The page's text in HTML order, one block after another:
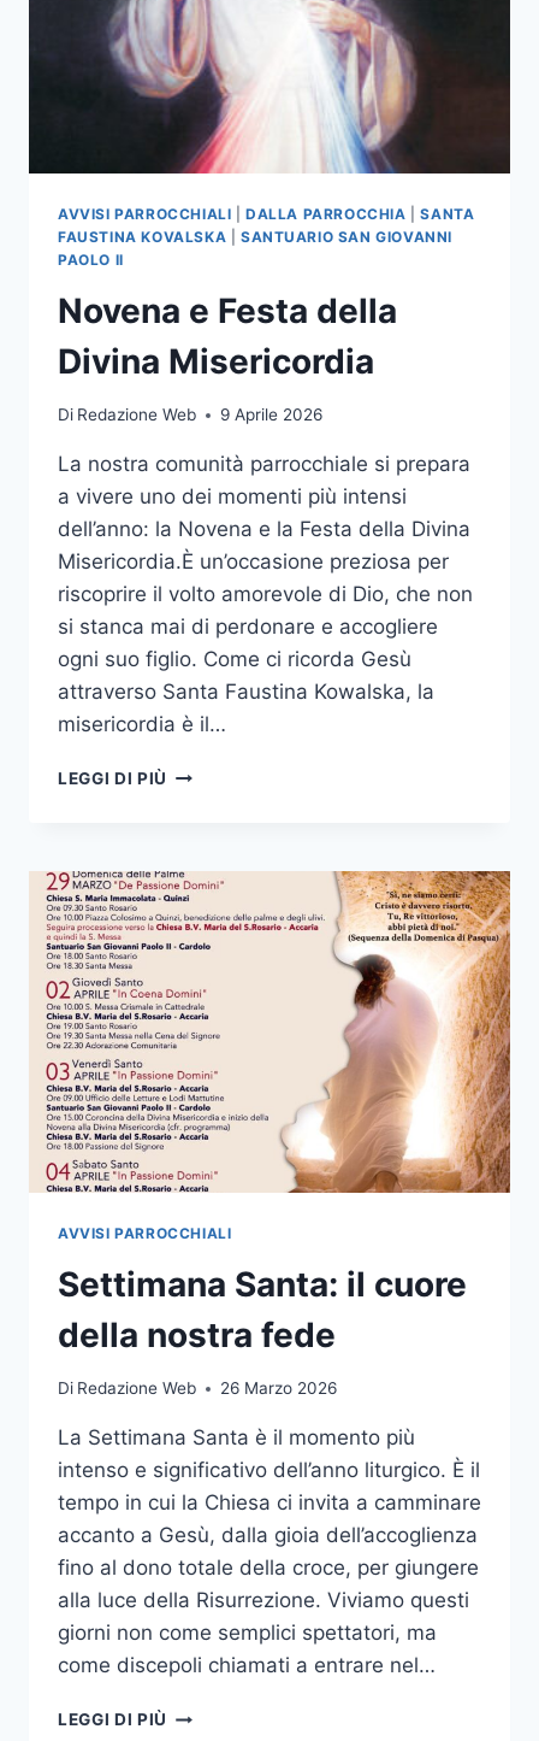
AVVISI PARROCCHIALI |DALLA PARROCCHIA |SANTA
FAUSTINA KOVALSKA
SANTUARIO SAN GIOVANNI
PAOLO II
Novena e Festa della
Divina Misericordia
Di Redazione Web 9 Aprile 2026
La nostra comunità parrocchiale si prepara
a vivere uno dei momenti più intensi
dell’anno: la Novena e la Festa della Divina
Misericordia.È un’occasione preziosa per
riscoprire il volto amorevole di Dio, che non
si stanca mai di perdonare e accogliere
ogni suo figlio. Come ci ricorda Gesù
attraverso Santa Faustina Kowalska, la
misericordia è il…
LEGGI DI PIÙ
AVVISI PARROCCHIALI
Settimana Santa: il cuore
della nostra fede
Di Redazione Web 26 Marzo 2026
La Settimana Santa è il momento più
intenso e significativo dell’anno liturgico. È il
tempo in cui la Chiesa ci invita a camminare
accanto a Gesù, dalla gioia dell’accoglienza
fino al dono totale della croce, per giungere
alla luce della Risurrezione. Viviamo questi
giorni non come semplici spettatori, ma
come discepoli chiamati a entrare nel…
LEGGI DI PIÙ